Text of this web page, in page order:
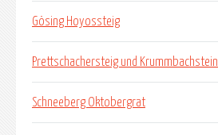
Gösing Hoyossteig
Prettschachersteig und Krummbachstein
Schneeberg Oktobergrat